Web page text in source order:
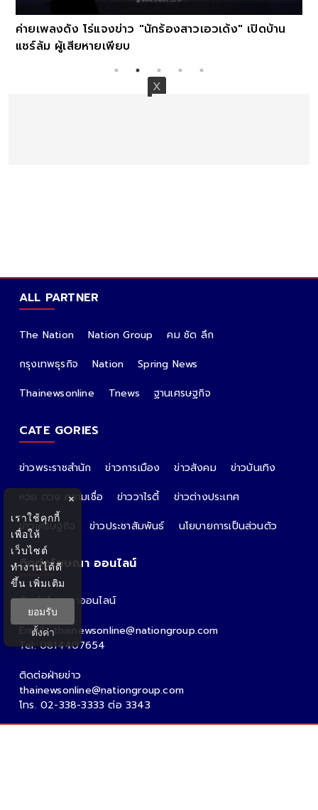
ค่ายเพลงดัง โร่แจงข่าว "นักร้องสาวเอวเด้ง" เปิดบ้าน
แชร์ล้ม ผู้เสียหายเพียบ
ALL PARTNER
The Nation Nation Group
คม ชัด ลึก
กรุงเทพธุรกิจ
Nation
Spring News
Thainewsonline
Tnews ฐานเศรษฐกิจ
CATE GORIES
ข่าวพระราชสำนัก ข่าวการเมือง ข่าวสังคม
ข่าวบันเทิง
หวย ดวง ความเชื่อ
ข่าววาไรตี้
ข่าวต่างประเทศ
ข่าวเศรษฐกิจ
ข่าวประชาสัมพันธ์ นโยบายการเป็นส่วนตัว
ติดต่อโฆษณา ออนไลน์
ติดต่อโฆษณาออนไลน์
คุณอ้อ
Email : thainewsonline@nationgroup.com
Tel: 0814407654
ติดต่อฝ่ายข่าว
thainewsonline@nationgroup.com
โทร. 02-338-3333 ต่อ 3343
×
เราใช้คุกกี้
เพื่อให้
เว็บไซต์
ทำงานได้ดี
ขึ้น เพิ่มเติม
ยอมรับ
ตั้งค่า